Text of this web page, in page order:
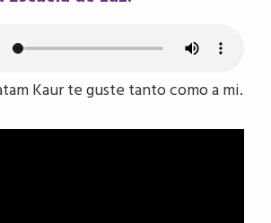
Kaur te guste tanto como a mi.